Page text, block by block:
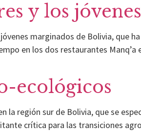
y los jóvenes
marginados de Bolivia, que
en los dos restaurantes
ecológicos
la región sur de Bolivia, que se
crítica para las transiciones